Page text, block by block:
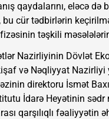
qaydalarını, eləcə də
bu cür tədbirlərin
təşkili
Nazirliyinin Dövlət
və Nəqliyyat
direktoru İsmət
İdarə Heyətinin sədr
qarşılıqlı fəaliyyətin